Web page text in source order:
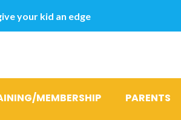
your kid an edge
MEMBERSHIP PARENTS